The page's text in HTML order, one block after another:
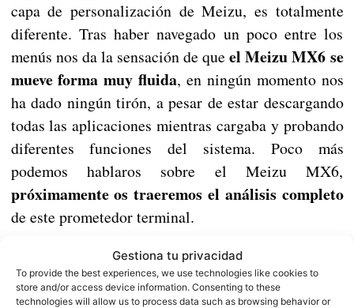
Gestiona tu privacidad
To provide the best experiences, we use technologies like cookies to
store and/or access device information. Consenting to these
technologies will allow us to process data such as browsing behavior or
capa de personalización de Meizu, es totalmente
diferente. Tras haber navegado un poco entre los
menús nos da la sensación de queel Meizu MX6 se
mueve forma muy fluida, en ningún momento nos
ha dado ningún tirón, a pesar de estar descargando
todas las aplicaciones mientras cargaba y probando
diferentes funciones del sistema. Poco más
podemos hablaros sobre el Meizu MX6,
próximamente os traeremos el análisis completo
de este prometedor terminal.
Meizu Pro 6s se pasea por AnTuTu a pocos días de
su presentación